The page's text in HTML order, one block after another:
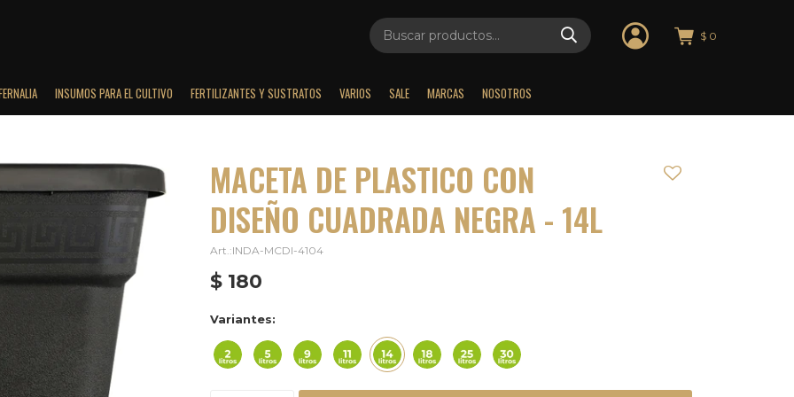
INSUMOS PARA EL CULTIVO FERTILIZANTES Y SUSTRATOS VARIOS SALE MARCAS NOSOTROS
$ 0
MACETA DE PLASTICO CON
DISEÑO CUADRADA NEGRA - 14L
INDA-MCDI-4104
$ 180
Variantes: